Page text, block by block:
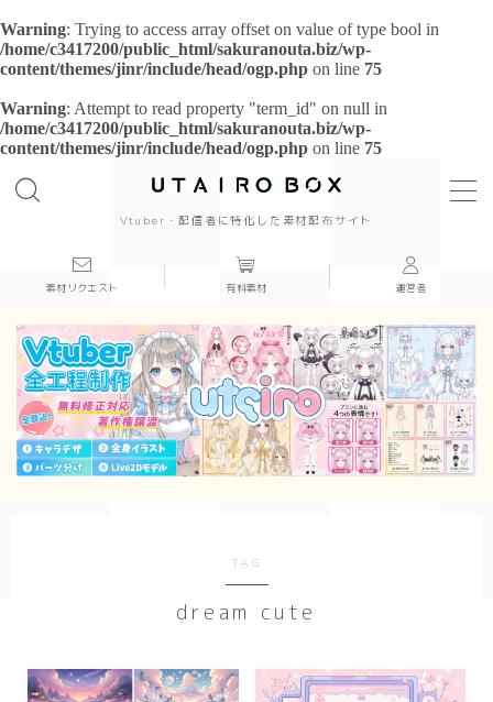
Warning: Trying to access array offset on value of type bool in
/home/c3417200/public_html/sakuranouta.biz/wp-
content/themes/jinr/include/head/ogp.php on line 75
Warning: Attempt to read property "term_id" on null in
/home/c3417200/public_html/sakuranouta.biz/wp-
content/themes/jinr/include/head/ogp.php on line 75
Vtuber・配信者に特化した素材配布サイト
background 背景
beautiful
Japanese style
simple
New Year
素材リクエスト 有料素材 運営者
TAG
dream cute